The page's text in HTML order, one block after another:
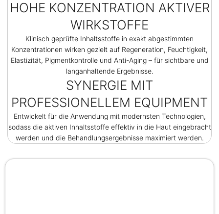
HOHE KONZENTRATION AKTIVER
WIRKSTOFFE
Klinisch geprüfte Inhaltsstoffe in exakt abgestimmten
Konzentrationen wirken gezielt auf Regeneration, Feuchtigkeit,
Elastizität, Pigmentkontrolle und Anti-Aging – für sichtbare und
langanhaltende Ergebnisse.
SYNERGIE MIT
PROFESSIONELLEM EQUIPMENT
Entwickelt für die Anwendung mit modernsten Technologien,
sodass die aktiven Inhaltsstoffe effektiv in die Haut eingebracht
werden und die Behandlungsergebnisse maximiert werden.